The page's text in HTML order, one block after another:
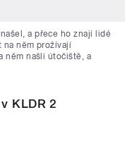
a přece ho znají lidé
něm prožívají
něm našli útočiště, a
KLDR 2